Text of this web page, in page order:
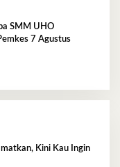
SMM UHO
7 Agustus
Kini Kau Ingin